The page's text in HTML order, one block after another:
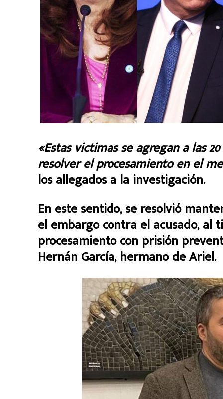
«Estas victimas se agregan a las
resolver el procesamiento en el
los allegados a la investigación.
En este sentido, se resolvió
el embargo contra el acusado, al
procesamiento con prisión
Hernán García, hermano de Ariel.